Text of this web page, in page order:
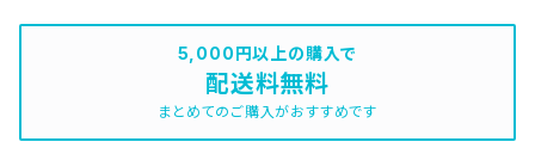
5,000円以上の購入で
配送料無料
まとめてのご購入がおすすめです